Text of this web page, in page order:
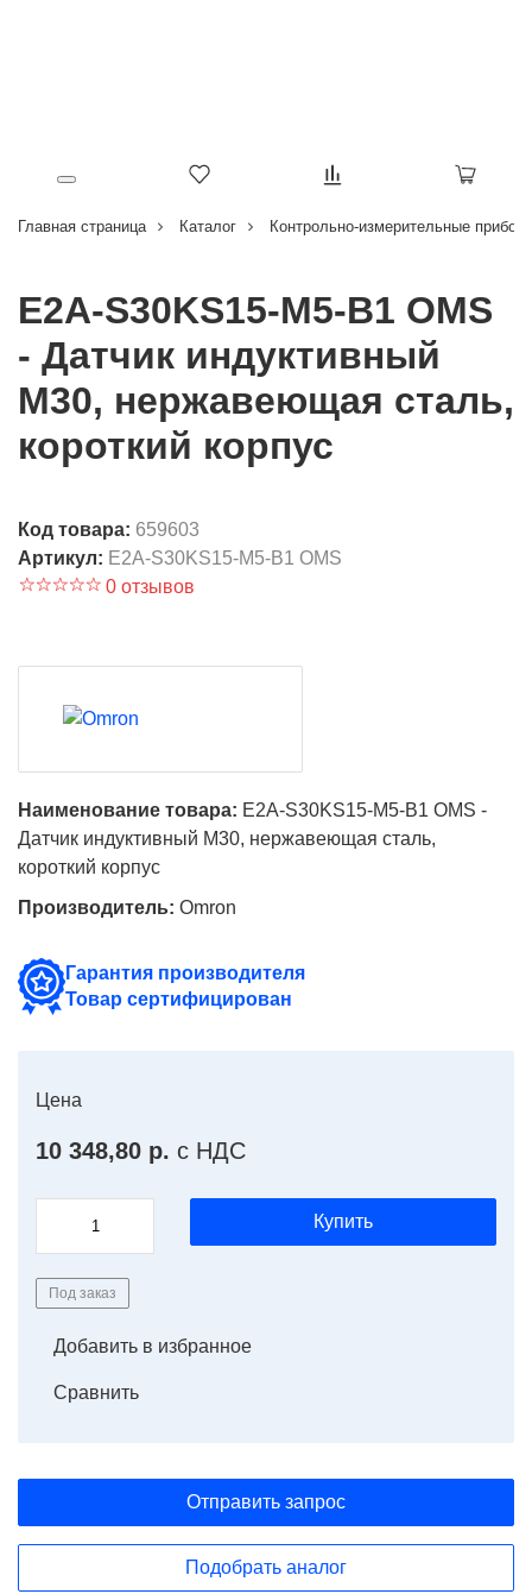
Главная страница Каталог Контрольно-измерительные
E2A-S30KS15-M5-B1 OMS
- Датчик индуктивный
M30, нержавеющая сталь,
короткий корпус
Код товара: 659603
Артикул: E2A-S30KS15-M5-B1 OMS
0 отзывов
Наименование товара: E2A-S30KS15-M5-B1 OMS -
Датчик индуктивный M30, нержавеющая сталь,
короткий корпус
Производитель: Omron
Гарантия производителя
Товар сертифицирован
Цена
10 348,80 р. с НДС
Купить
Под заказ
Добавить в избранное
Сравнить
Отправить запрос
Подобрать аналог